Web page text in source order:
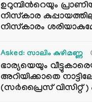
ഉറുമ്പിന്‍റെയും
നിസ്കാര
നിസ്കാരം
Asked: സാലിം കുഴിമണ്ണ
ഭാര്യയെയും
അറിയിക്കാതെ
(സർപ്രൈസ് വിസിറ്റ് )